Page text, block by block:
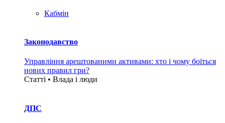
Кабмін
Законодавство
Управління арештованими активами: хто і чому боїться
нових правил гри?
Статті • Влада i люди
ДПС